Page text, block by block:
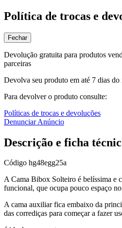
Política de trocas e
Fechar
Devolução gratuita para produtos
parceiras
Devolva seu produto em até 7 dias do
Para devolver o produto consulte:
Políticas de trocas e devoluções
Denunciar Anúncio
Descrição e ficha
Código hg48egg25a
A Cama Bibox Solteiro é belíssima e
funcional, que ocupa pouco espaço
A cama auxiliar fica embaixo da
das corrediças para começar a fazer